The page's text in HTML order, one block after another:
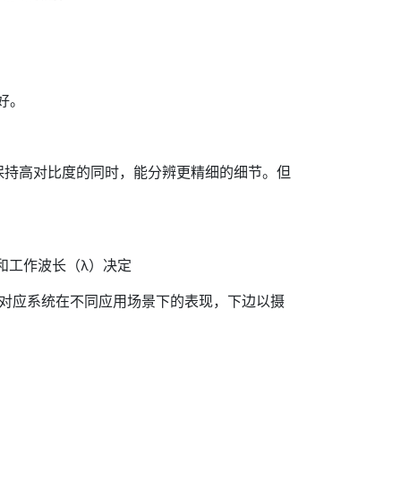
高对比度的同时，能分辨更精细的细节。但
工作波长（λ）决定
系统在不同应用场景下的表现，下边以摄